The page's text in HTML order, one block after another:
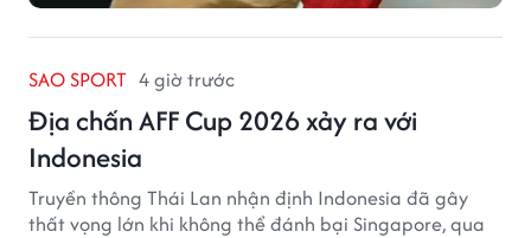
SAO SPORT 4 giờ trước
Địa chấn AFF Cup 2026 xảy ra với
Indonesia
Truyền thông Thái Lan nhận định Indonesia đã gây
thất vọng lớn khi không thể đánh bại Singapore, qua